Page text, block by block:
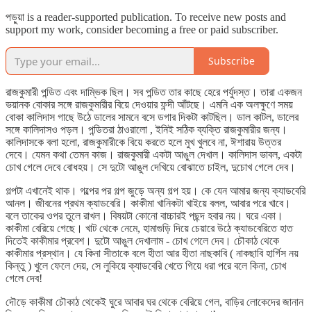
পড়ুয়া is a reader-supported publication. To receive new posts and
support my work, consider becoming a free or paid subscriber.
Subscribe
রাজকুমারী পন্ডিত এবং দাম্ভিক ছিল। সব পন্ডিত তার কাছে হেরে পর্যুদস্ত। তারা একজন
ভয়ানক বোকার সঙ্গে রাজকুমারীর বিয়ে দেওয়ার ফন্দী আঁটছে। এমনি এক অলক্ষুণে সময়
বোকা কালিদাস গাছে উঠে ডালের সামনে বসে ডগার দিকটা কাটছিল। ডাল কাটল, ডালের
সঙ্গে কালিদাসও পড়ল। পন্ডিতরা ঠাওরালো , ইনিই সঠিক ব্যক্তি রাজকুমারীর জন্য।
কালিদাসকে বলা হলো, রাজকুমারীকে বিয়ে করতে হলে মুখ খুলবে না, ঈশারায় উত্তর
দেবে। যেমন কথা তেমন কাজ। রাজকুমারী একটা আঙুল দেখাল। কালিদাস ভাবল, একটা
চোখ গেলে দেবে বোধহয়। সে দুটো আঙুল দেখিয়ে বোঝাতে চাইল, দুচোখ গেলে দেব।
গল্পটা এখানেই থাক। গল্পের পর গল্প জুড়ে অন্য গল্প হয়। কে যেন আমার জন্য ক্যাডবেরি
আনল। জীবনের প্রথম ক্যাডবেরি। কাকীমা খানিকটা খাইয়ে বলল, আবার পরে খাবে।
বলে তাকের ওপর তুলে রাখল। বিষয়টা কোনো বাচ্চারই পছন্দ হবার নয়। ঘরে একা।
কাকীমা বেরিয়ে গেছে। খাট থেকে নেমে, হামাগুড়ি দিয়ে চেয়ারে উঠে ক্যাডবেরিতে হাত
দিতেই কাকীমার প্রবেশ। দুটো আঙুল দেখালাম - চোখ গেলে দেব। চৌকাঠ থেকে
কাকীমার প্রস্থান। যে কিনা সীতাকে বলে হীতা আর হীতা নাছকাবি ( নাকছাবি হার্গিস নয়
কিন্তু ) খুলে ফেলে দেয়, সে লুকিয়ে ক্যাডবেরি খেতে গিয়ে ধরা পরে বলে কিনা, চোখ
গেলে দেব!
দৌড়ে কাকীমা চৌকাঠ থেকেই ঘুরে আবার ঘর থেকে বেরিয়ে গেল, বাড়ির লোকেদের জানান